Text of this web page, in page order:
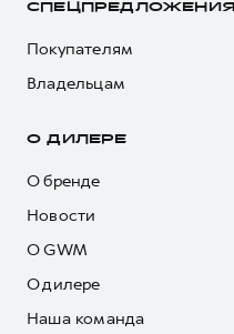
СПЕЦПРЕДЛОЖЕНИЯ
Покупателям
Владельцам
О ДИЛЕРЕ
О бренде
Новости
О GWM
О дилере
Наша команда